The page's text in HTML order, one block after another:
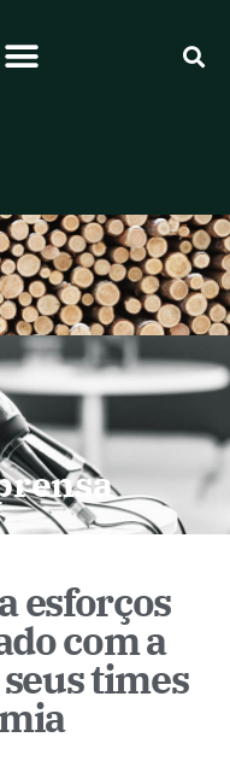
esforços
com a
times